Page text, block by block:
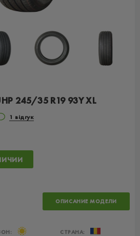
245/35 R19 93Y XL
1 відгук
ОПИСАНИЕ МОДЕЛИ
СТРАНА: